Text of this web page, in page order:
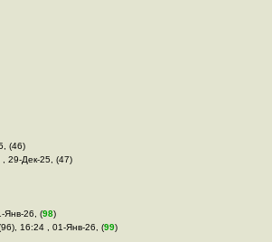
(46)
, 29-Дек-25, (47)
Янв-26, (98)
16:24 , 01-Янв-26, (99)